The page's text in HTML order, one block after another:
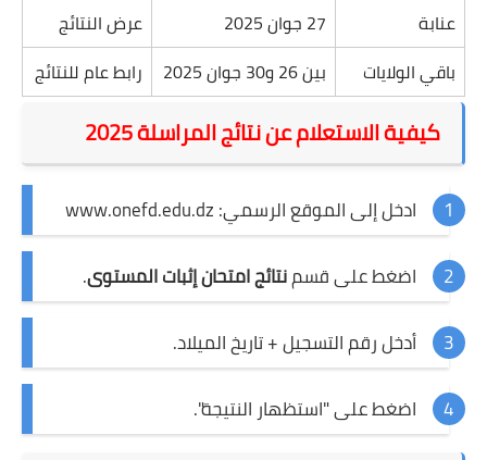
عنابة
27 جوان 2025
عرض النتائج
باقي الولايات
بين 26 و30 جوان 2025 رابط عام للنتائج
كيفية الاستعلام عن نتائج المراسلة 2025
ادخل إلى الموقع الرسمي:www.onefd.edu.dz
اضغط على قسمنتائج امتحان إثبات المستوى.
أدخل رقم التسجيل + تاريخ الميلاد.
اضغط على "استظهار النتيجة".